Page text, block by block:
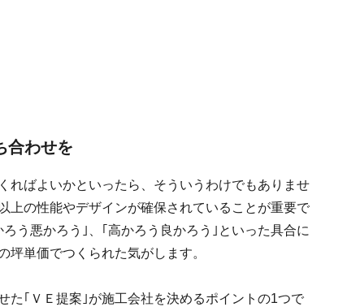
合わせを
ればよいかといったら、そういうわけでもありませ
上の性能やデザインが確保されていることが重要で
う悪かろう｣、｢高かろう良かろう｣といった具合に
単価でつくられた気がします。
た｢ＶＥ提案｣が施工会社を決めるポイントの1つで